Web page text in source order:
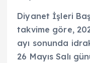
Diyanet İşleri
takvime göre,
ayı sonunda
26 Mayıs Salı